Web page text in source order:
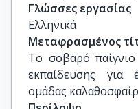
Γλώσσες εργασίας
Ελληνικά
Μεταφρασμένος
Το σοβαρό
εκπαίδευσης για
ομάδας